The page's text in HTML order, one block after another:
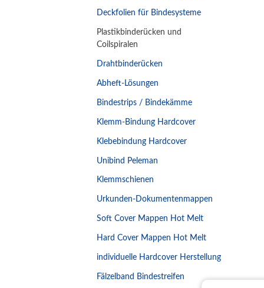
Deckfolien für Bindesysteme
Plastikbinderücken und
Coilspiralen
Drahtbinderücken
Abheft-Lösungen
Bindestrips / Bindekämme
Klemm-Bindung Hardcover
Klebebindung Hardcover
Unibind Peleman
Klemmschienen
Urkunden-Dokumentenmappen
Soft Cover Mappen Hot Melt
Hard Cover Mappen Hot Melt
individuelle Hardcover Herstellung
Fälzelband Bindestreifen